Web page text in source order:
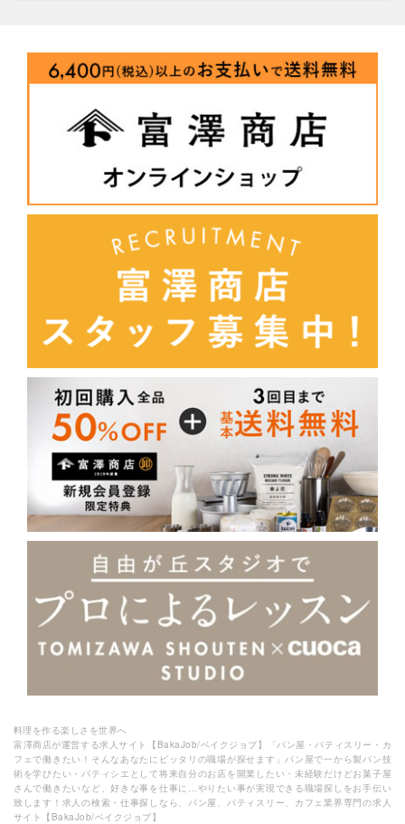
料理を作る楽しさを世界へ
富澤商店が運営する求人サイト【BakaJob/ベイクジョブ】「パン屋・パティスリー・カ
フェで働きたい！そんなあなたにピッタリの職場が探せます」パン屋で一から製パン技
術を学びたい・パティシエとして将来自分のお店を開業したい・未経験だけどお菓子屋
さんで働きたいなど、好きな事を仕事に…やりたい事が実現できる職場探しをお手伝い
致します！求人の検索・仕事探しなら、パン屋、パティスリー、カフェ業界専門の求人
サイト【BakaJob/ベイクジョブ】